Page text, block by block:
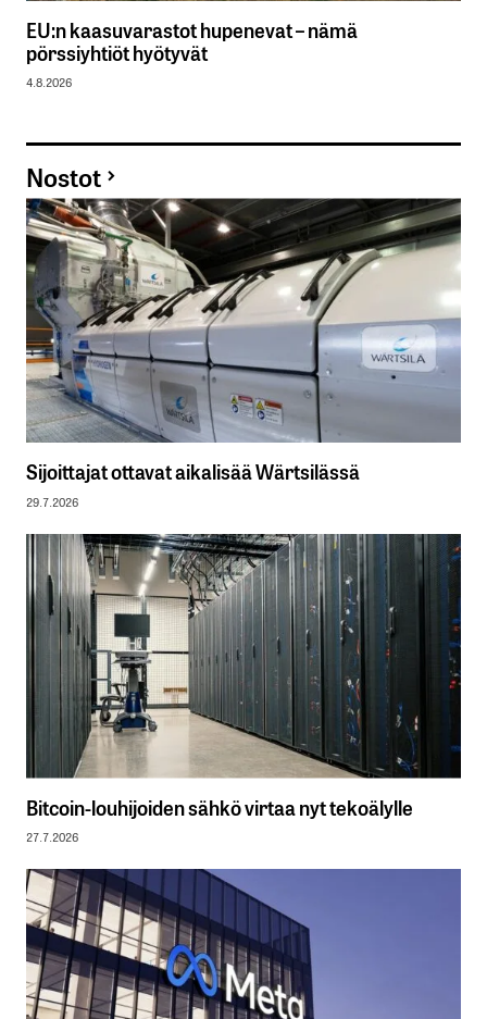
EU:n kaasuvarastot hupenevat – nämä
pörssiyhtiöt hyötyvät
4.8.2026
Nostot
Sijoittajat ottavat aikalisää Wärtsilässä
29.7.2026
Bitcoin-louhijoiden sähkö virtaa nyt tekoälylle
27.7.2026